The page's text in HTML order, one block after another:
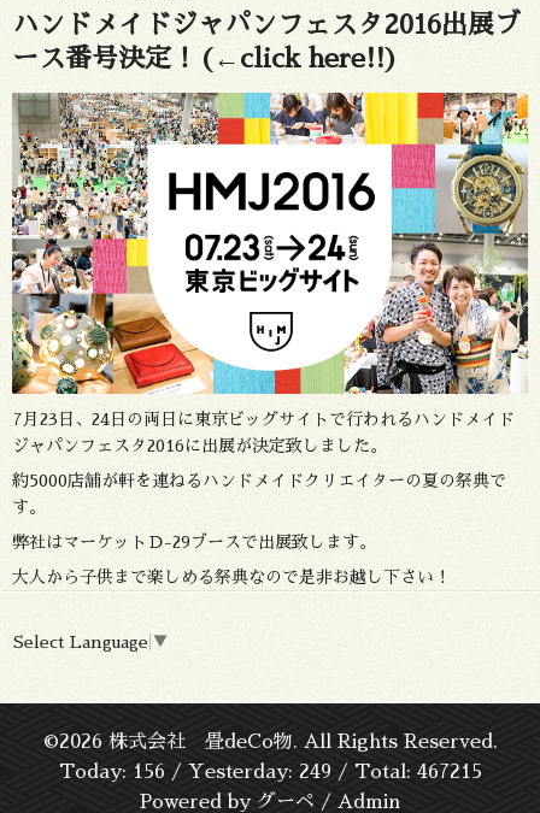
ハンドメイドジャパンフェスタ2016出展ブ
ース番号決定！(←click here!!)
7月23日、24日の両日に東京ビッグサイトで行われるハンドメイド
ジャパンフェスタ2016に出展が決定致しました。
約5000店舗が軒を連ねるハンドメイドクリエイターの夏の祭典で
す。
弊社はマーケットＤ-29ブースで出展致します。
大人から子供まで楽しめる祭典なので是非お越し下さい！
Select Language ▼
©2026 株式会社 畳deCo物. All Rights Reserved.
Today: 156 / Yesterday: 249 / Total: 467215
Powered by グーペ / Admin